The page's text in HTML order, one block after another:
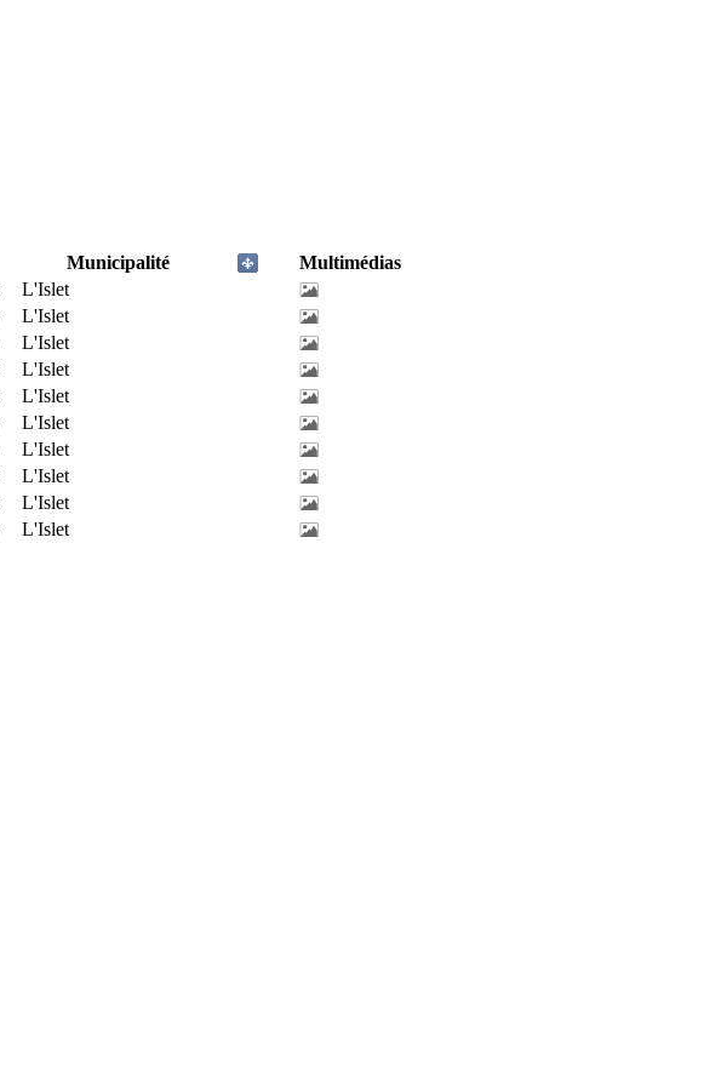
Municipalité
Multimédias
L'Islet
L'Islet
L'Islet
L'Islet
L'Islet
L'Islet
L'Islet
L'Islet
L'Islet
L'Islet